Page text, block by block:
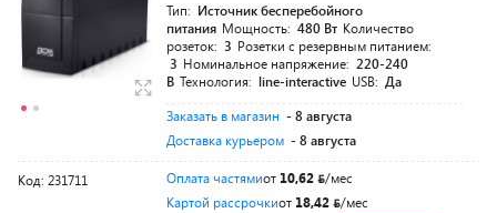
Тип: Источник бесперебойного
питания Мощность: 480 Вт Количество
розеток: 3 Розетки с резервным питанием:
3 Номинальное напряжение: 220-240
В Технология: line-interactive USB: Да
Заказать в магазин - 8 августа
Доставка курьером - 8 августа
Код: 231711 Оплата частямиот 10,62
/мес
Картой рассрочкиот 18,42 /мес